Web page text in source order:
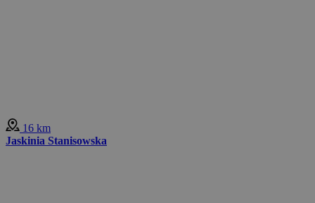
16 km
Jaskinia Stanisowska